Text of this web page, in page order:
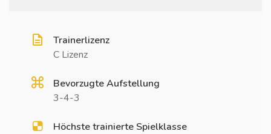
Trainerlizenz
C Lizenz
Bevorzugte Aufstellung
3-4-3
Höchste trainierte Spielklasse